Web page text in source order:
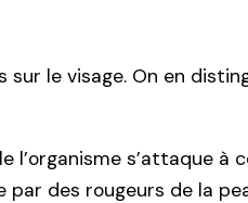
le visage. On en
l’organisme s’attaque
des rougeurs de la